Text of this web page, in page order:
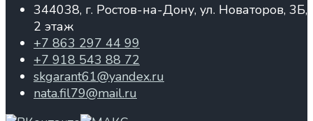
344038, г. Ростов-на-Дону, ул. Новаторов, 3Б,
2 этаж
+7 863 297 44 99
+7 918 543 88 72
skgarant61@yandex.ru
nata.fil79@mail.ru